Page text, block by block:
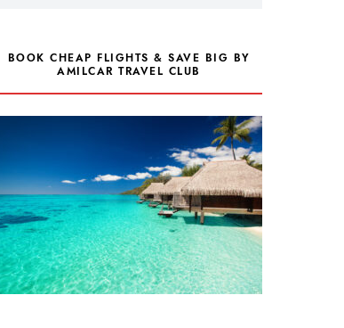
BOOK CHEAP FLIGHTS & SAVE BIG BY
AMILCAR TRAVEL CLUB